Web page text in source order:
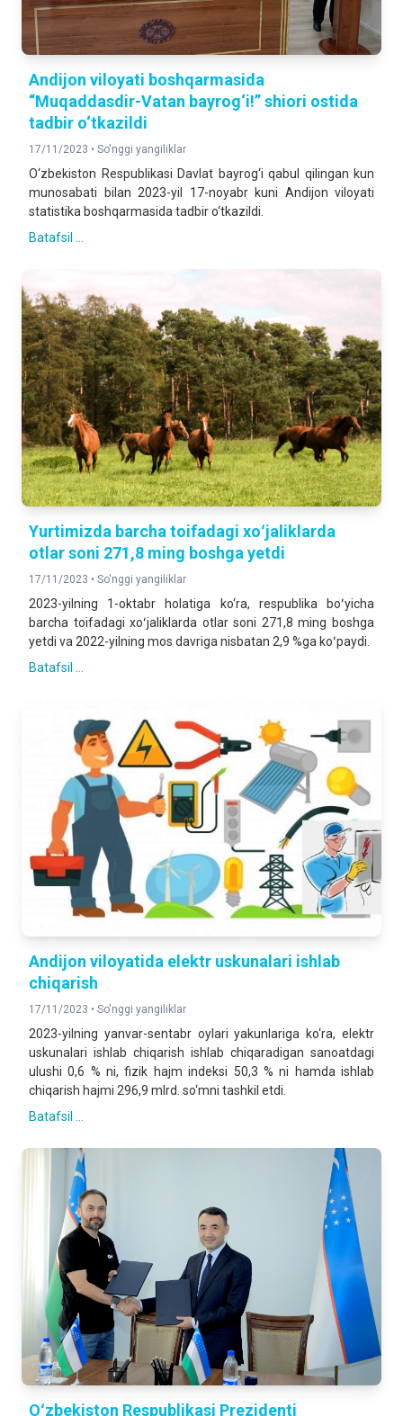
Andijon viloyati boshqarmasida
“Muqaddasdir-Vatan bayrog‘i!” shiori ostida
tadbir o‘tkazildi
17/11/2023 • So'nggi yangiliklar
O‘zbekiston Respublikasi Davlat bayrog‘i qabul qilingan kun
munosabati bilan 2023-yil 17-noyabr kuni Andijon viloyati
statistika boshqarmasida tadbir o‘tkazildi.
Batafsil ...
Yurtimizda barcha toifadagi xoʻjaliklarda
otlar soni 271,8 ming boshga yetdi
17/11/2023 • So'nggi yangiliklar
2023-yilning 1-oktabr holatiga ko‘ra, respublika boʻyicha
barcha toifadagi xoʻjaliklarda otlar soni 271,8 ming boshga
yetdi va 2022-yilning mos davriga nisbatan 2,9 %ga koʻpaydi.
Batafsil ...
Andijon viloyatida elektr uskunalari ishlab
chiqarish
17/11/2023 • So'nggi yangiliklar
2023-yilning yanvar-sentabr oylari yakunlariga ko‘ra, elektr
uskunalari ishlab chiqarish ishlab chiqaradigan sanoatdagi
ulushi 0,6 % ni, fizik hajm indeksi 50,3 % ni hamda ishlab
chiqarish hajmi 296,9 mlrd. so‘mni tashkil etdi.
Batafsil ...
Oʻzbekiston Respublikasi Prezidenti